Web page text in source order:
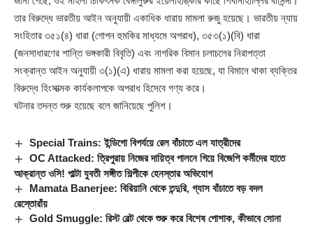
তার বিরুদ্ধে ভারতীয় আইন অনুযায়ী একাধিক ধারায় মামলা রুজু হয়েছে। ভারতীয় ন্যায়
সংহিতার ৩৫১(৪) ধারা (গোপন হুমকির মাধ্যমে অপরাধ), ৩৫৩(১)(বি) ধারা
(জনসাধারণের শান্তি ভঙ্গকারী বিবৃতি) এবং নাগরিক বিমান চলাচলের নিরাপত্তা
সংক্রান্ত আইন অনুযায়ী ৩(১)(এ) ধারায় মামলা করা হয়েছে, যা বিমানে থাকা ব্যক্তির
বিরুদ্ধে হিংসাত্মক কার্যকলাপকে অপরাধ হিসেবে গণ্য করে।
ঘটনার তদন্ত শুরু হয়েছে বলে জানিয়েছে পুলিশ।
Special Trains: ইন্ডিগো বিপর্যয়ে রেল বাঁচাতে এল যাত্রীদের
OC Attacked: ত্রিপুরায় নিজের দায়িত্ব পালনে গিয়ে বিজেপি কর্মীদের হাতে
আক্রান্ত ওসি! পাল্টা যুবতী সঙ্গীত শিল্পীকে হেনস্তার অভিযোগ
Mamata Banerjee: বিরিয়ানি থেকে তন্দুরি, গ্যাস বাঁচাতে বড় বদল
রেস্তোরাঁয়
Gold Smuggle: রিস্ট বেল্ট থেকে শুরু করে বিশেষ পোশাক, কীভাবে সোনা